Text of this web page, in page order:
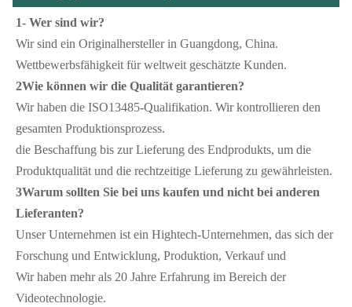
1- Wer sind wir?
Wir sind ein Originalhersteller in Guangdong, China.
Wettbewerbsfähigkeit für weltweit geschätzte Kunden.
2Wie können wir die Qualität garantieren?
Wir haben die ISO13485-Qualifikation. Wir kontrollieren den
gesamten Produktionsprozess.
die Beschaffung bis zur Lieferung des Endprodukts, um die
Produktqualität und die rechtzeitige Lieferung zu gewährleisten.
3Warum sollten Sie bei uns kaufen und nicht bei anderen
Lieferanten?
Unser Unternehmen ist ein Hightech-Unternehmen, das sich der
Forschung und Entwicklung, Produktion, Verkauf und
Wir haben mehr als 20 Jahre Erfahrung im Bereich der
Videotechnologie.